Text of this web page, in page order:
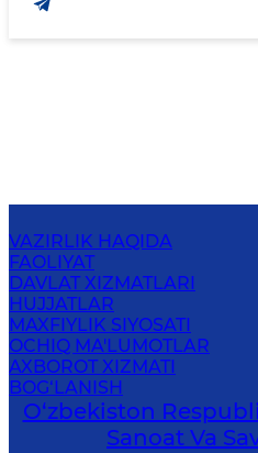
VAZIRLIK HAQIDA
FAOLIYAT
DAVLAT XIZMATLARI
HUJJATLAR
MAXFIYLIK SIYOSATI
OCHIQ MA'LUMOTLAR
AXBOROT XIZMATI
BOG‘LANISH
O‘zbekiston
Sanoat Va